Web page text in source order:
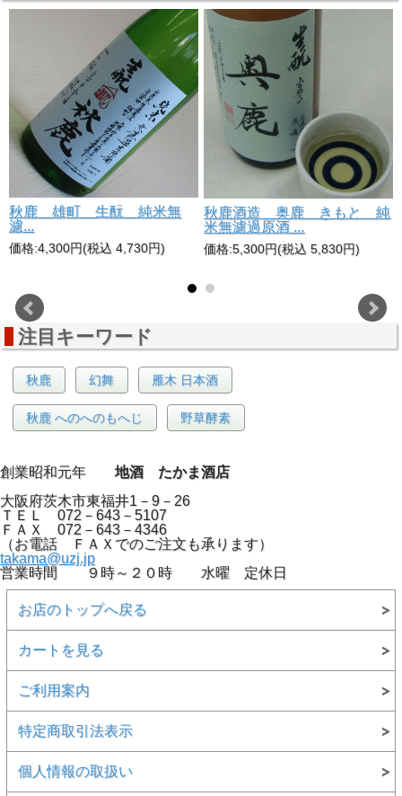
秋鹿 雄町 生酛 純米無
濾...
価格:4,300円(税込 4,730円)
秋鹿酒造 奥鹿 きもと 純
米無濾過原酒 ...
価格:5,300円(税込 5,830円)
注目キーワード
秋鹿 幻舞 雁木 日本酒
秋鹿 へのへのもへじ 野草酵素
創業昭和元年 地酒 たかま酒店
大阪府茨木市東福井1－9－26
ＴＥＬ 072－643－5107
ＦＡＸ 072－643－4346
（お電話 ＦＡＸでのご注文も承ります）
takama@uzj.jp
営業時間 ９時～２０時 水曜 定休日
お店のトップへ戻る
カートを見る
ご利用案内
特定商取引法表示
個人情報の取扱い